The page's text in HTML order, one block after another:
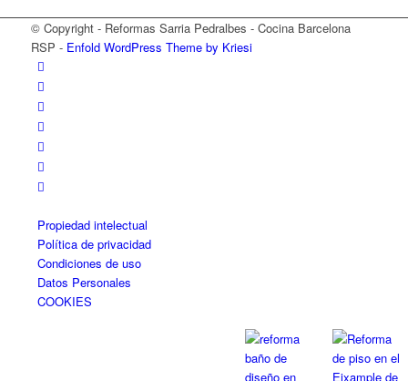
© Copyright - Reformas Sarria Pedralbes - Cocina Barcelona
RSP - Enfold WordPress Theme by Kriesi
Propiedad intelectual
Política de privacidad
Condiciones de uso
Datos Personales
COOKIES